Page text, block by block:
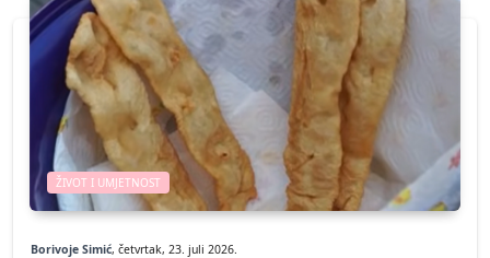
ŽIVOT I UMJETNOST
Borivoje Simić, četvrtak, 23. juli 2026.